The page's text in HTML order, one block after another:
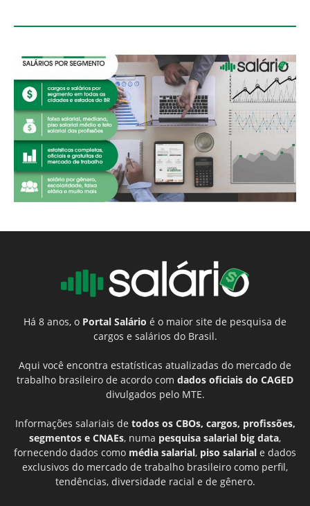
Há 8 anos, o Portal Salário é o maior site de pesquisa de
cargos e salários do Brasil.
Aqui você encontra estatísticas atualizadas do mercado de
trabalho brasileiro de acordo com dados oficiais do CAGED
divulgados pelo MTE.
Informações salariais de todos os CBOs, cargos, profissões,
segmentos e CNAEs, numa pesquisa salarial big data,
fornecendo dados como média salarial, piso salarial e dados
exclusivos do mercado de trabalho brasileiro como perfil,
tendências, diversidade racial e de gênero.